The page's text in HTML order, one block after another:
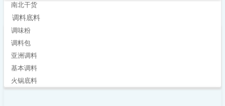
南北干货
调料底料
调味粉
调料包
亚洲调料
基本调料
火锅底料